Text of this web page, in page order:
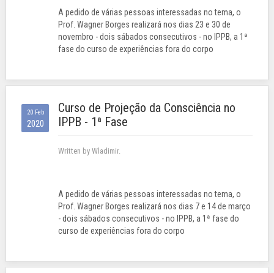
A pedido de várias pessoas interessadas no tema, o
Prof. Wagner Borges realizará nos dias 23 e 30 de
novembro - dois sábados consecutivos - no IPPB, a 1ª
fase do curso de experiências fora do corpo
20 Feb
2020
Curso de Projeção da Consciência no
IPPB - 1ª Fase
Written by Wladimir.
A pedido de várias pessoas interessadas no tema, o
Prof. Wagner Borges realizará nos dias 7 e 14 de março
- dois sábados consecutivos - no IPPB, a 1ª fase do
curso de experiências fora do corpo